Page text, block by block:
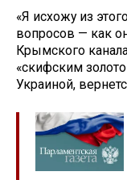
«Я исхожу из
вопросов — как
Крымского
«скифским
Украиной,